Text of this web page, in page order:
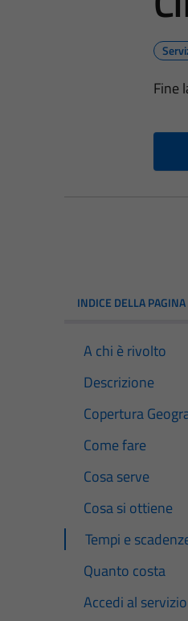
Fine
INDICE DELLA PAGINA
A chi è rivolto
Descrizione
Copertura
Come fare
Cosa serve
Cosa si ottiene
Tempi e
Quanto costa
Accedi al servizio